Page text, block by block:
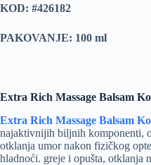
KOD: #426182
PAKOVANJE: 100 ml
Extra Rich Massage Balsam
Extra Rich Massage Balsam
najaktivnijih biljnih komponenti,
otklanja umor nakon fizičkog
hladnoći. greje i opušta, otklanja